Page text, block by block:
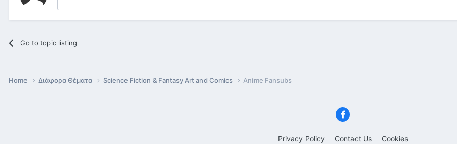
Go to topic listing
Home Διάφορα Θέματα Science Fiction & Fantasy Art and Comics Anime Fansubs
Privacy Policy Contact Us Cookies